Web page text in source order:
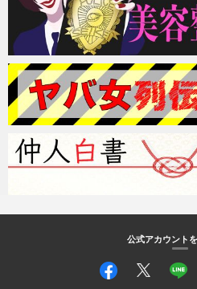
公式アカウント